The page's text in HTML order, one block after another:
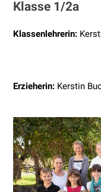
Klasse 1/2a
Klassenlehrerin:
Erzieherin: Kerstin